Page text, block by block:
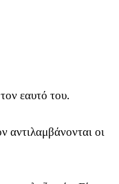
εαυτό του.
αντιλαμβάνονται οι